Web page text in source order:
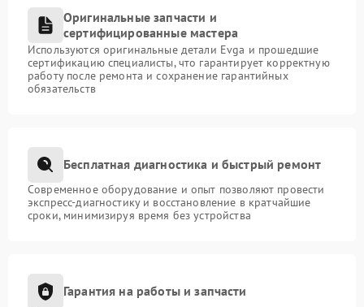
Оригинальные запчасти и
сертифицированные мастера
Используются оригинальные детали Evga и прошедшие
сертификацию специалисты, что гарантирует корректную
работу после ремонта и сохранение гарантийных
обязательств
Бесплатная диагностика и быстрый ремонт
Современное оборудование и опыт позволяют провести
экспресс-диагностику и восстановление в кратчайшие
сроки, минимизируя время без устройства
Гарантия на работы и запчасти